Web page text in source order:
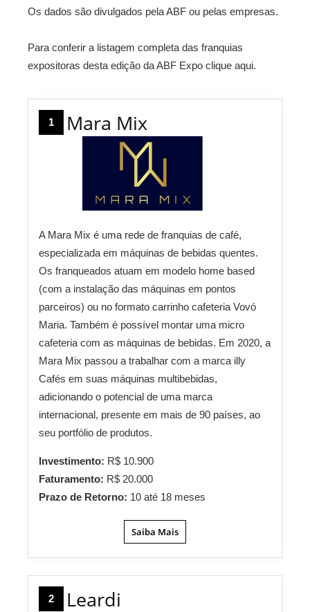
Os dados são divulgados pela ABF ou pelas empresas.
Para conferir a listagem completa das franquias
expositoras desta edição da ABF Expo clique aqui.
1 Mara Mix
A Mara Mix é uma rede de franquias de café,
especializada em máquinas de bebidas quentes.
Os franqueados atuam em modelo home based
(com a instalação das máquinas em pontos
parceiros) ou no formato carrinho cafeteria Vovó
Maria. Também é possível montar uma micro
cafeteria com as máquinas de bebidas. Em 2020, a
Mara Mix passou a trabalhar com a marca illy
Cafés em suas máquinas multibebidas,
adicionando o potencial de uma marca
internacional, presente em mais de 90 países, ao
seu portfólio de produtos.
Investimento: R$ 10.900
Faturamento: R$ 20.000
Prazo de Retorno: 10 até 18 meses
Saiba Mais
2 Leardi